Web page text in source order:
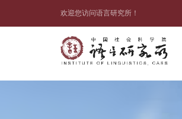
欢迎您访问语言研究所！